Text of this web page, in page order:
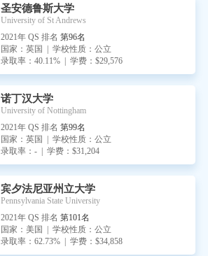
圣安德鲁斯大学
University of St Andrews
2021年 QS 排名 第96名
国家：英国 | 学校性质：公立
录取率：40.11% | 学费：$29,576
诺丁汉大学
University of Nottingham
2021年 QS 排名 第99名
国家：英国 | 学校性质：公立
录取率：- | 学费：$31,204
宾夕法尼亚州立大学
Pennsylvania State University
2021年 QS 排名 第101名
国家：美国 | 学校性质：公立
录取率：62.73% | 学费：$34,858